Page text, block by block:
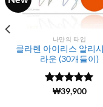
나만의 타입
클라렌 아이리스 알리
라운 (30개들이)
5 중에서
(103)
₩39,900